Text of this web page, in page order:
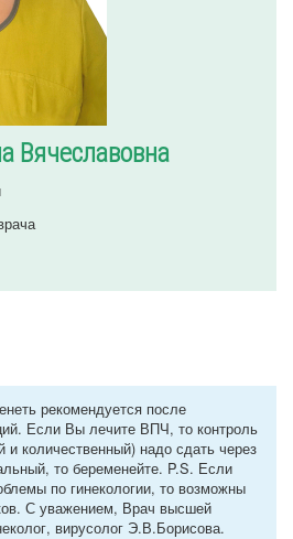
Вячеславовна
рекомендуется после
Если Вы лечите ВПЧ, то контроль
количественный) надо сдать через
то беременейте. P.S. Если
по гинекологии, то возможны
С уважением, Врач высшей
вирусолог Э.В.Борисова.